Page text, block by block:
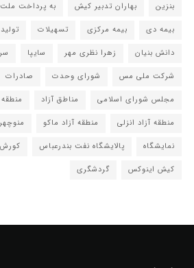
بنزین
بهاران تدبیر کیش به پرداخت ملت
بیمه دی
بیمه مرکزی تسهیلات تولید
دانش بنیان
زهرا نظری مهر سایپا
شرکت ملی مس
شورای وحدت صادرات
مجلس شورای اسلامی
مناطق آزاد منطقه
منطقه آزاد انزلی
منطقه آزاد ماکو
نمایشگاه
پالایشگاه نفت بندرعباس
کیش اینوکس
گردشگری